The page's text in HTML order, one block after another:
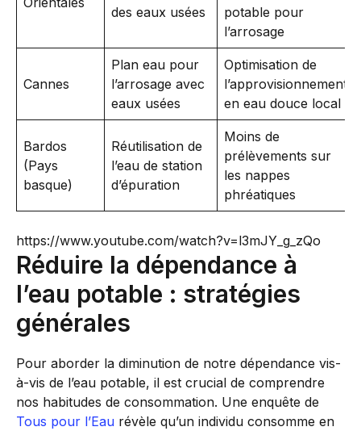
des eaux usées
potable pour
l’arrosage
Cannes
Plan eau pour
l’arrosage avec
eaux usées
Optimisation de
l’approvisionnement
en eau douce local
Bardos
(Pays
basque)
Réutilisation de
l’eau de station
d’épuration
Moins de
prélèvements sur
les nappes
phréatiques
https://www.youtube.com/watch?v=l3mJY_g_zQo
Réduire la dépendance à
l’eau potable : stratégies
générales
Pour aborder la diminution de notre dépendance vis-
à-vis de l’eau potable, il est crucial de comprendre
nos habitudes de consommation. Une enquête de
Tous pour l’Eau révèle qu’un individu consomme en